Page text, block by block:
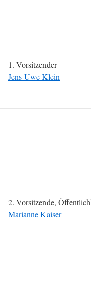
1. Vorsitzender
Jens-Uwe Klein
2. Vorsitzende,
Marianne Kaiser